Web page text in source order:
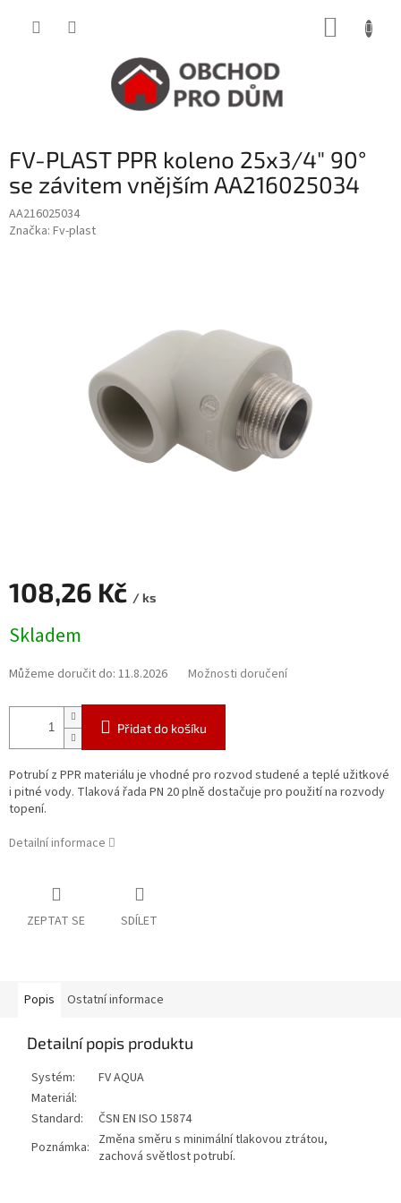
FV-PLAST PPR koleno 25x3/4" 90°
se závitem vnějším AA216025034
AA216025034
Značka: Fv-plast
108,26 Kč / ks
cena:
Skladem
Můžeme doručit do: 11.8.2026 Možnosti doručení
Přidat do košíku
Potrubí z PPR materiálu je vhodné pro rozvod studené a teplé užitkové
i pitné vody. Tlaková řada PN 20 plně dostačuje pro použití na rozvody
topení.
Detailní informace
ZEPTAT SE SDÍLET
Popis Ostatní informace
Detailní popis produktu
Systém:
FV AQUA
Materiál:
Standard:
ČSN EN ISO 15874
Poznámka: Změna směru s minimální tlakovou ztrátou,
zachová světlost potrubí.